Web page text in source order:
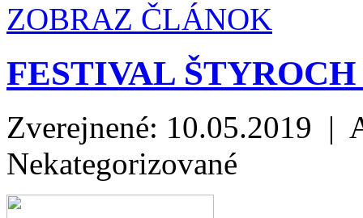
ZOBRAZ ČLÁNOK
FESTIVAL
Zverejnené: 10.05.2019 |
Nekategorizované